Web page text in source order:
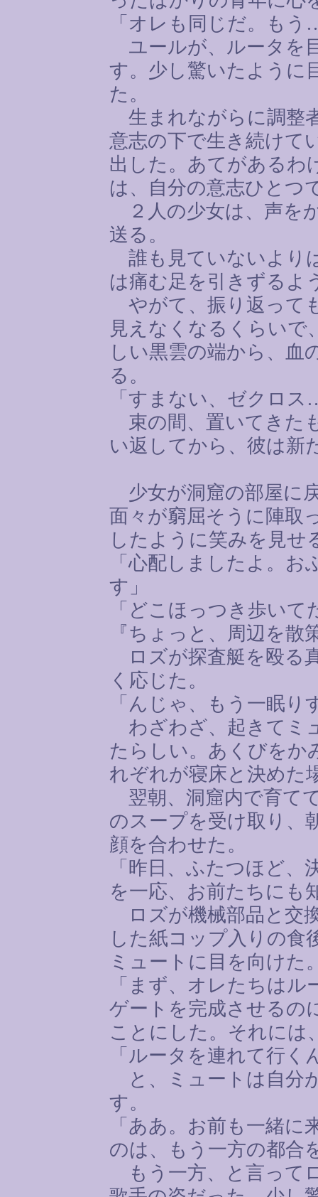
「オレも同じだ。もう
ユールが、ルータを
す。少し驚いたように
た。
生まれながらに調整
意志の下で生き続けて
出した。あてがあるわ
は、自分の意志ひとつ
２人の少女は、声を
送る。
誰も見ていないより
は痛む足を引きずるよ
やがて、振り返って
見えなくなるくらいで
しい黒雲の端から、血
る。
「すまない、ゼクロス
束の間、置いてきた
い返してから、彼は新
少女が洞窟の部屋に
面々が窮屈そうに陣取
したように笑みを見せ
「心配しましたよ。
す」
「どこほっつき歩い
『ちょっと、周辺を散
ロズが探査艇を殴る
く応じた。
「んじゃ、もう一眠り
わざわざ、起きてミ
たらしい。あくびをか
れぞれが寝床と決めた
翌朝、洞窟内で育て
のスープを受け取り、
顔を合わせた。
「昨日、ふたつほど
を一応、お前たちにも
ロズが機械部品と交
した紙コップ入りの食
ミュートに目を向けた
「まず、オレたちは
ゲートを完成させるの
ことにした。それには
「ルータを連れて行く
と、ミュートは自分
す。
「ああ。お前も一緒に
のは、もう一方の都合
もう一方、と言って